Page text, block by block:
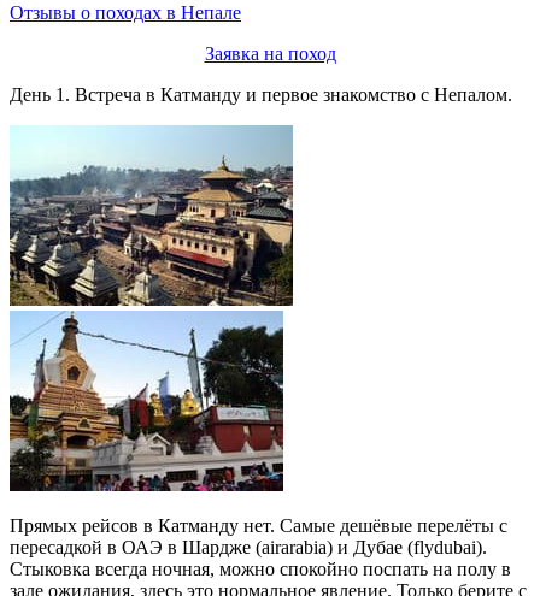
Отзывы о походах в Непале
Заявка на поход
День 1. Встреча в Катманду и первое знакомство с Непалом.
Прямых рейсов в Катманду нет. Самые дешёвые перелёты с
пересадкой в ОАЭ в Шардже (airarabia) и Дубае (flydubai).
Стыковка всегда ночная, можно спокойно поспать на полу в
зале ожидания, здесь это нормальное явление. Только берите с